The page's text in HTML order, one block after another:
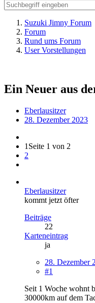
Suzuki Jimny Forum
Forum
Rund ums Forum
User Vorstellungen
Ein Neuer aus
Eberlausitzer
28. Dezember 2023
1 Seite 1 von 2
2
Eberlausitzer
kommt jetzt öfter
Beiträge
22
Karteneintrag
ja
28. Dezember
#1
Seit 1 Woche wohnt
30000km auf dem